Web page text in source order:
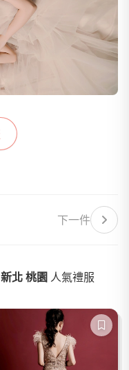
下一件
北 桃園 人氣禮服